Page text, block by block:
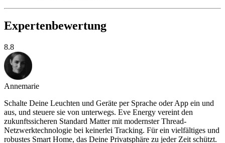
Expertenbewertung
8.8
Annemarie
Schalte Deine Leuchten und Geräte per Sprache oder App ein und
aus, und steuere sie von unterwegs. Eve Energy vereint den
zukunftssicheren Standard Matter mit modernster Thread-
Netzwerktechnologie bei keinerlei Tracking. Für ein vielfältiges und
robustes Smart Home, das Deine Privatsphäre zu jeder Zeit schützt.